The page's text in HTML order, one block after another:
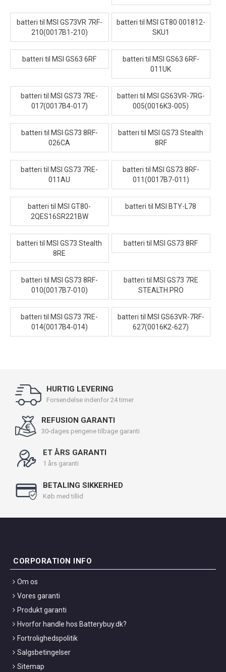
batteri til MSI GS73VR 7RF-
210(0017B1-210)
batteri til MSI GT80 001812-
SKU1
batteri til MSI GS63 6RF
batteri til MSI GS63 6RF-
011UK
batteri til MSI GS73 7RE-
017(0017B4-017)
batteri til MSI GS63VR-7RG-
005(0016K3-005)
batteri til MSI GS73 8RF-
026CA
batteri til MSI GS73 Stealth
8RF
batteri til MSI GS73 7RE-
011AU
batteri til MSI GS73 8RF-
011(0017B7-011)
batteri til MSI GT80-
2QES16SR221BW
batteri til MSI BTY-L78
batteri til MSI GS73 Stealth
8RE
batteri til MSI GS73 8RF
batteri til MSI GS73 8RF-
010(0017B7-010)
batteri til MSI GS73 7RE
STEALTH PRO
batteri til MSI GS73 7RE-
014(0017B4-014)
batteri til MSI GS63VR-7RF-
627(0016K2-627)
HURTIG LEVERING
Forsendelse indenfor 24 timer
REFUSION GARANTI
30-dages pengene tilbage garanti
ET ÅRS GARANTI
1 års garanti
BETALING SIKKERHED
Køb med tillid
CORPORATION INFO
Om os
Vores garanti
Produkt garanti
Hvorfor handle hos Batterybuy.dk?
Fortrolighedspolitik
Salgsbetingelser
Sitemap